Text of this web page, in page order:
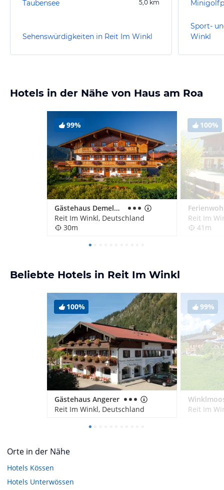
Taubensee 5,0 km
Sehenswürdigkeiten in Reit Im Winkl
Sport-
Winkl
Hotels in der Nähe von Haus am Roa
99%
Gästehaus Demelhof
Reit Im Winkl, Deutschland
30m
100%
Reit Im
41m
Beliebte Hotels in Reit Im Winkl
100%
Gästehaus Angerer
Reit Im Winkl, Deutschland
99%
Reit Im
Orte in der Nähe
Hotels Kössen
Hotels Unterwössen